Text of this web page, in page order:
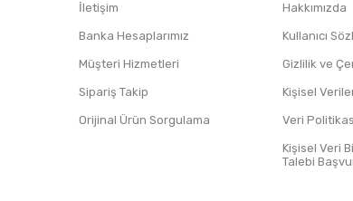
İletişim
Banka Hesaplarımız
Müşteri Hizmetleri
Sipariş Takip
Orijinal Ürün Sorgulama
Hakkımızda
Kullanıcı
Gizlilik ve
Kişisel
Veri
Kişisel Veri
Talebi